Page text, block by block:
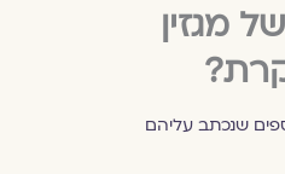
מגזין
שנכתב עליהם